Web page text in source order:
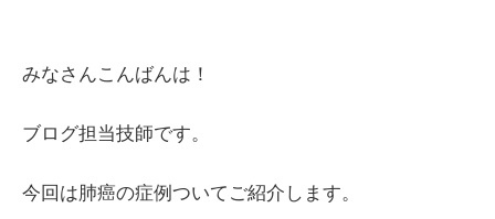
みなさんこんばんは！​​​
ブログ担当技師です。​​​
​​今回は肺癌の症例ついてご紹介します。